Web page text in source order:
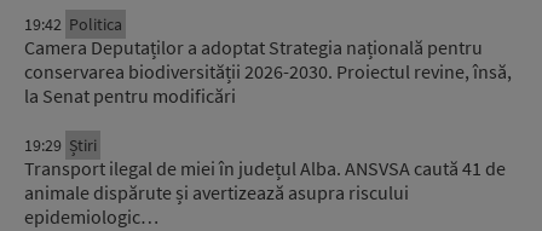
19:42 Politica
Camera Deputaților a adoptat Strategia națională pentru
conservarea biodiversității 2026-2030. Proiectul revine, însă,
la Senat pentru modificări
19:29 Știri
Transport ilegal de miei în județul Alba. ANSVSA caută 41 de
animale dispărute și avertizează asupra riscului
epidemiologic…